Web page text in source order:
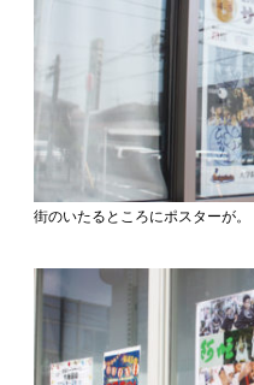
街のいたるところにポスターが。